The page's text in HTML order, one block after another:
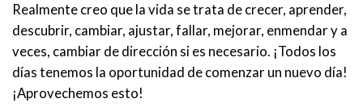
Realmente creo que la vida se trata de crecer, aprender,
descubrir, cambiar, ajustar, fallar, mejorar, enmendar y a
veces, cambiar de dirección si es necesario. ¡Todos los
días tenemos la oportunidad de comenzar un nuevo día!
¡Aprovechemos esto!